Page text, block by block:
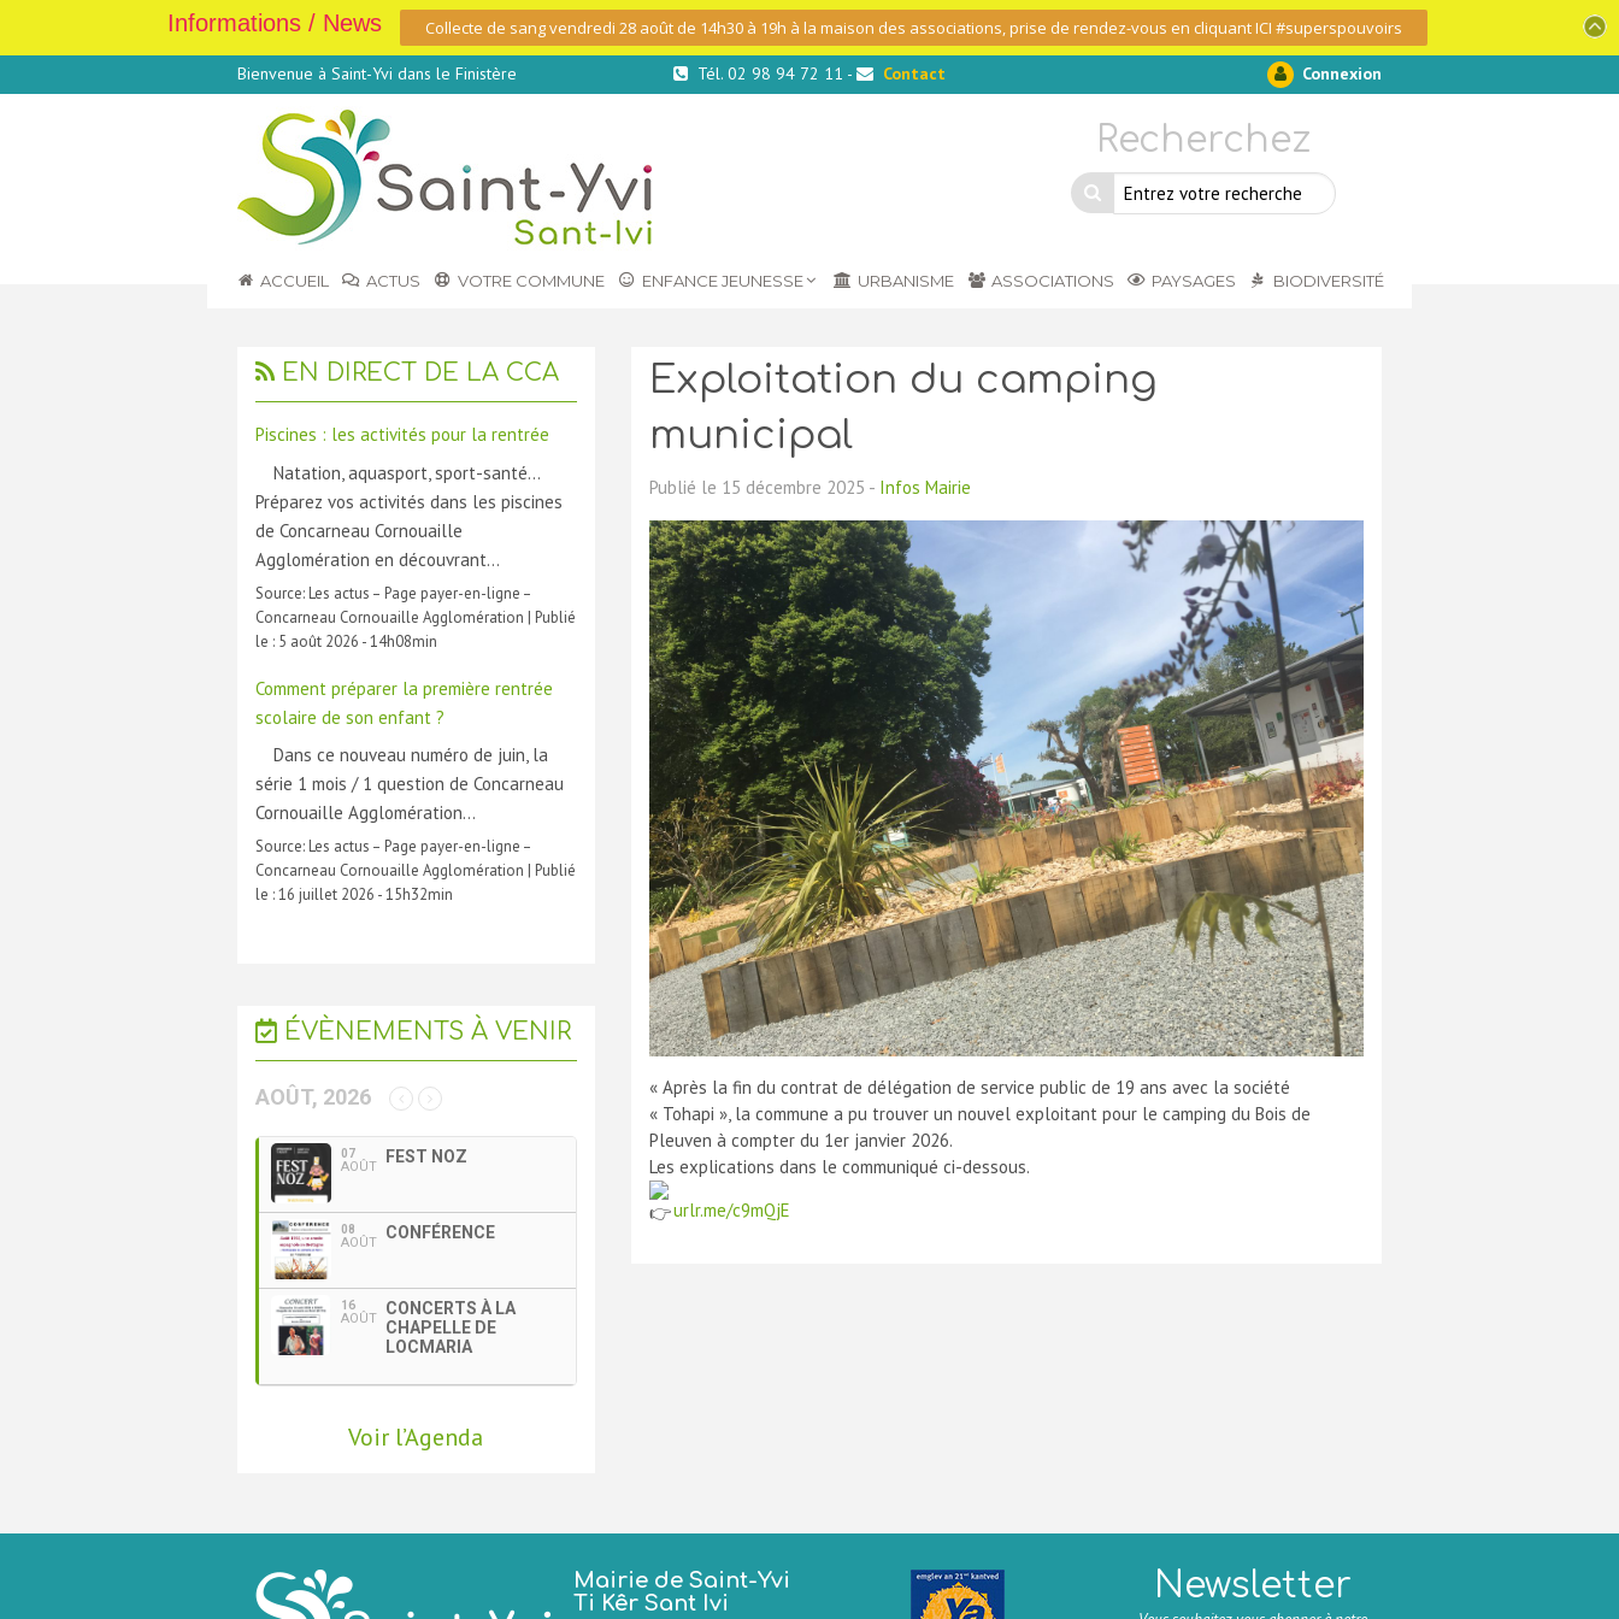
Bienvenue à Saint-Yvi dans le Finistère Tél. 02 98 94 72 11 - Contact Connexion
Recherchez
ACCUEIL ACTUS VOTRE COMMUNE ENFANCE JEUNESSE URBANISME ASSOCIATIONS PAYSAGES BIODIVERSITÉ
Exploitation du camping
municipal
Publié le 15 décembre 2025 - Infos Mairie
« Après la fin du contrat de délégation de service public de 19 ans avec la société
« Tohapi », la commune a pu trouver un nouvel exploitant pour le camping du Bois de
Pleuven à compter du 1er janvier 2026.
Les explications dans le communiqué ci-dessous.
urlr.me/c9mQjE
EN DIRECT DE LA CCA
Piscines : les activités pour la rentrée
Natation, aquasport, sport-santé…
Préparez vos activités dans les piscines
de Concarneau Cornouaille
Agglomération en découvrant…
Source: Les actus – Page payer-en-ligne –
Concarneau Cornouaille Agglomération | Publié
le : 5 août 2026 - 14h08min
Comment préparer la première rentrée
scolaire de son enfant ?
Dans ce nouveau numéro de juin, la
série 1 mois / 1 question de Concarneau
Cornouaille Agglomération…
Source: Les actus – Page payer-en-ligne –
Concarneau Cornouaille Agglomération
Publié
le :16 juillet 2026 - 15h32min
ÉVÈNEMENTS À VENIR
AOÛT, 2026
07
AOÛT
FEST NOZ
08
AOÛT
CONFÉRENCE
16
AOÛT
CONCERTS À LA
CHAPELLE DE
LOCMARIA
Voir l’Agenda
Mairie de Saint-Yvi
Ti Kêr Sant Ivi
Newsletter
Informations / News Collecte de sang vendredi 28 août de 14h30 à 19h à la maison des associations, prise de rendez-vous en cliquant ICI #superspouvoirs